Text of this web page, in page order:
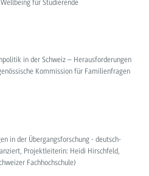
für Studierende
in der Schweiz – Herausforderungen
Kommission für Familienfragen
in der Übergangsforschung - deutsch-
Projektleiterin: Heidi Hirschfeld,
Fachhochschule)